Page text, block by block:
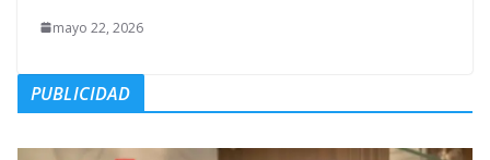
mayo 22, 2026
PUBLICIDAD